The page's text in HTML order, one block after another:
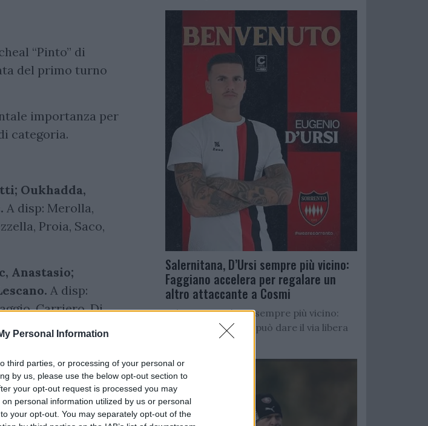
Personal Information
third parties, or processing of your personal or
by us, please use the below opt-out section to
your opt-out request is processed you may
personal information utilized by us or personal
your opt-out. You may separately opt-out of the
“Pinto” di
del primo turno
importanza per
categoria.
Oukhadda,
A disp: Merolla,
Proia, Saco,
Anastasio;
A disp:
Carriero, Di
Salernitana, D’Ursi sempre più vicino:
Faggiano accelera per regalare un
altro attaccante a Cosmi
Salernitana, D’Ursi sempre più vicino:
Starita al Sorrento può dare il via libera
all’operazione